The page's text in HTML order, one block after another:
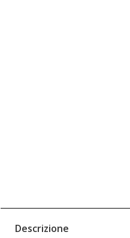
Descrizione